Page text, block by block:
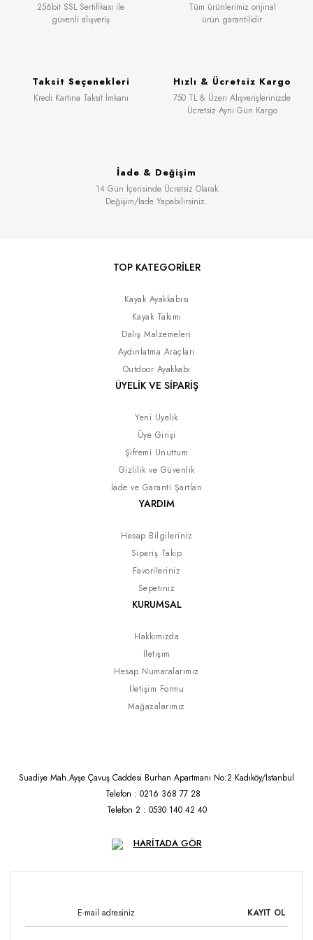
256bit SSL Sertifikası ile
güvenli alışveriş
Tüm ürünlerimiz orijinal
ürün garantilidir
Taksit Seçenekleri
Kredi Kartına Taksit İmkanı
Hızlı & Ücretsiz Kargo
750 TL & Üzeri Alışverişlerinizde
Ücretsiz Aynı Gün Kargo
İade & Değişim
14 Gün İçerisinde Ücretsiz Olarak
Değişim/İade Yapabilirsiniz.
TOP KATEGORİLER
Kayak Ayakkabısı
Kayak Takımı
Dalış Malzemeleri
Aydınlatma Araçları
Outdoor Ayakkabı
ÜYELİK VE SİPARİŞ
Yeni Üyelik
Üye Girişi
Şifremi Unuttum
Gizlilik ve Güvenlik
İade ve Garanti Şartları
YARDIM
Hesap Bilgileriniz
Sipariş Takip
Favorileriniz
Sepetiniz
KURUMSAL
Hakkımızda
İletişim
Hesap Numaralarımız
İletişim Formu
Mağazalarımız
Suadiye Mah.Ayşe Çavuş Caddesi Burhan Apartmanı No:2 Kadıköy/İstanbul
Telefon : 0216 368 77 28
Telefon 2 : 0530 140 42 40
HARİTADA GÖR
KAYIT OL